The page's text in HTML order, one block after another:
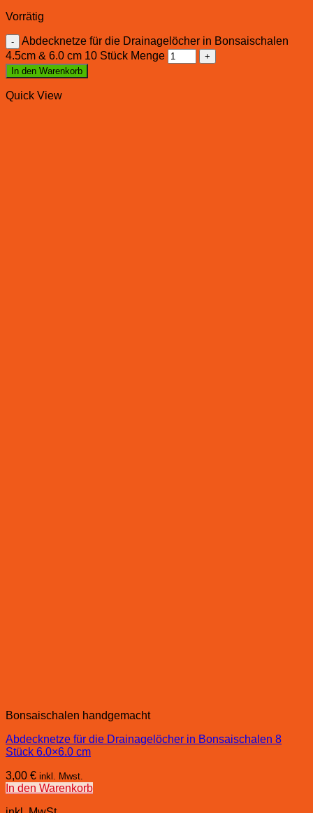
Vorrätig
Abdecknetze für die Drainagelöcher in Bonsaischalen
4.5cm & 6.0 cm 10 Stück Menge
In den Warenkorb
Quick View
Bonsaischalen handgemacht
Abdecknetze für die Drainagelöcher in Bonsaischalen 8
Stück 6.0×6.0 cm
3,00 € inkl. Mwst.
In den Warenkorb